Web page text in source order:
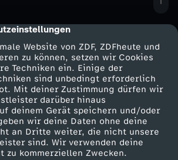
Website von ZDF, ZDFheute und
zu können, setzen wir Cookies
Techniken ein. Einige der
sind unbedingt erforderlich
Mit deiner Zustimmung dürfen wir
darüber hinaus
deinem Gerät speichern und/oder
wir deine Daten ohne deine
an Dritte weiter, die nicht unsere
sind. Wir verwenden deine
zu kommerziellen Zwecken.
Service
ZDFmitreden
Kontakt zum ZDF
Tickets